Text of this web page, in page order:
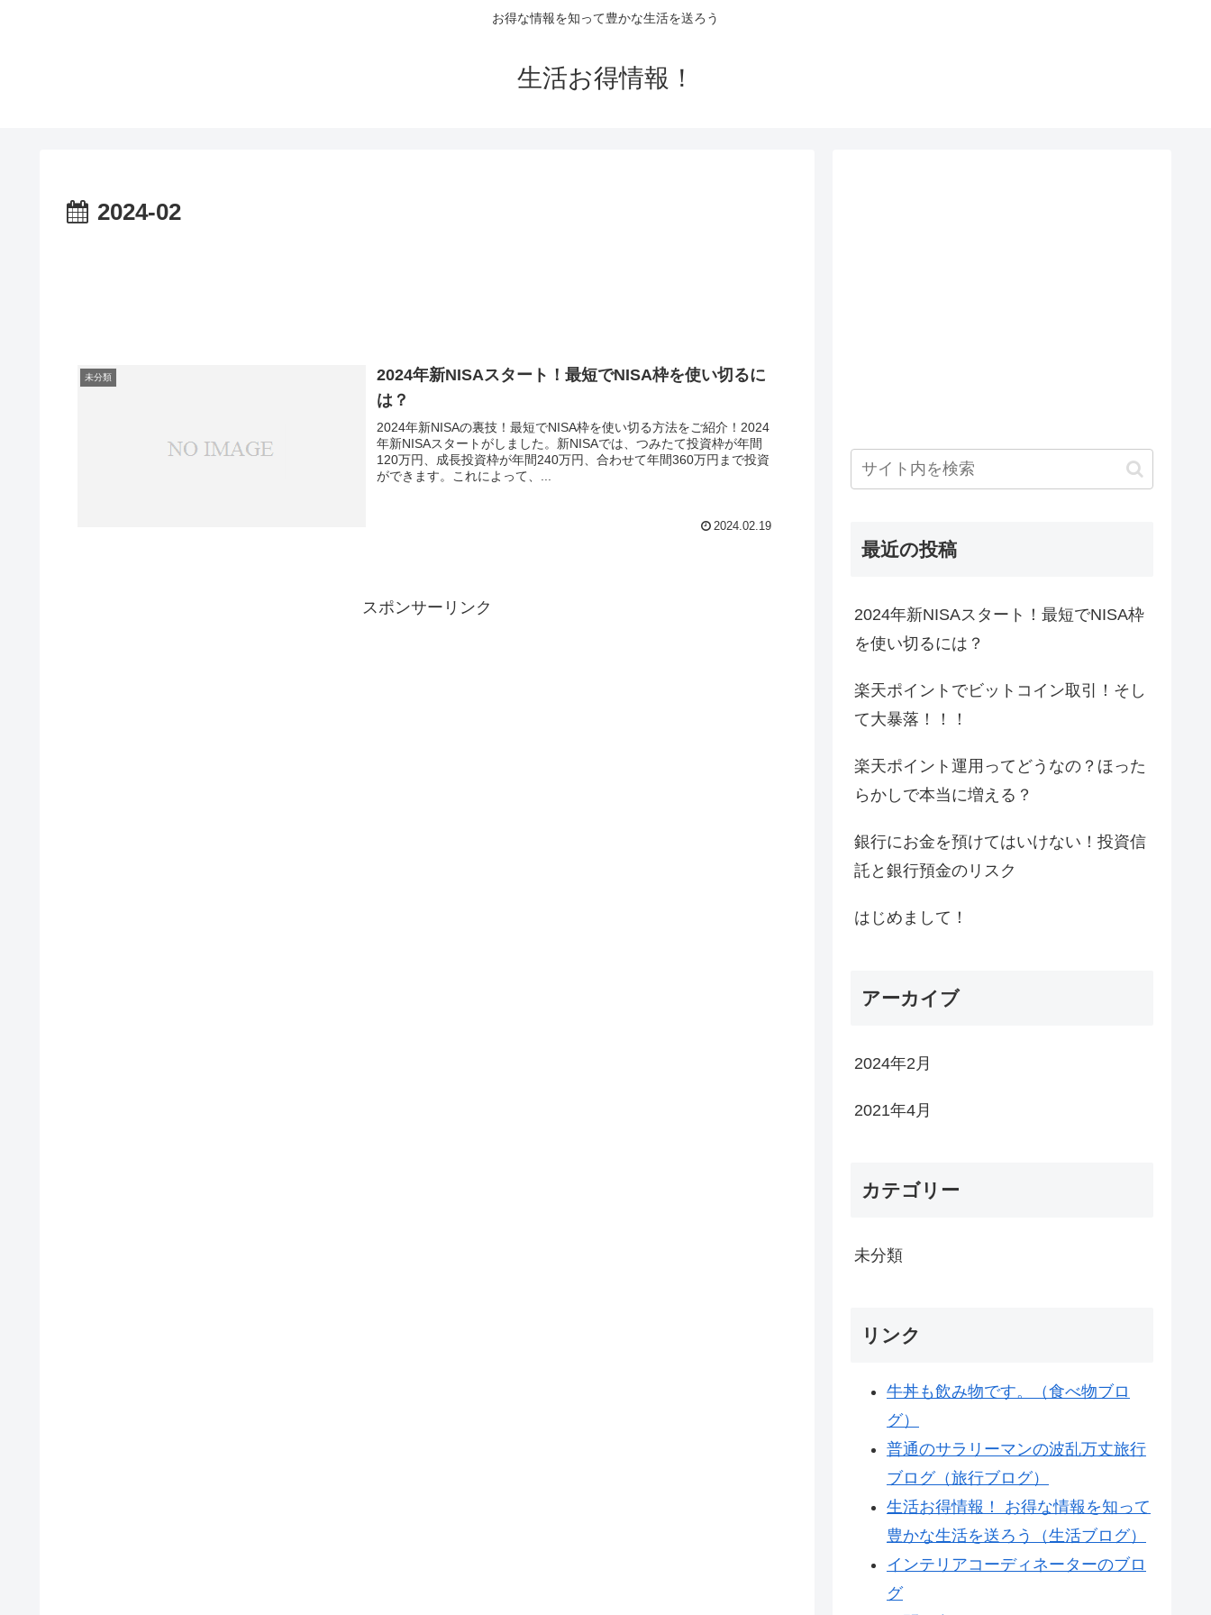
お得な情報を知って豊かな生活を送ろう
生活お得情報！
2024-02
未分類
2024年新NISAスタート！最短でNISA枠を使い切るに
は？
2024年新NISAの裏技！最短でNISA枠を使い切る方法をご紹介！2024
年新NISAスタートがしました。新NISAでは、つみたて投資枠が年間
120万円、成長投資枠が年間240万円、合わせて年間360万円まで投資
ができます。これによって、...
2024.02.19
スポンサーリンク
最近の投稿
2024年新NISAスタート！最短でNISA枠
を使い切るには？
楽天ポイントでビットコイン取引！そし
て大暴落！！！
楽天ポイント運用ってどうなの？ほった
らかしで本当に増える？
銀行にお金を預けてはいけない！投資信
託と銀行預金のリスク
はじめまして！
アーカイブ
2024年2月
2021年4月
カテゴリー
未分類
リンク
牛丼も飲み物です。（食べ物ブロ
グ）
普通のサラリーマンの波乱万丈旅行
ブログ（旅行ブログ）
生活お得情報！ お得な情報を知って
豊かな生活を送ろう（生活ブログ）
インテリアコーディネーターのブロ
グ